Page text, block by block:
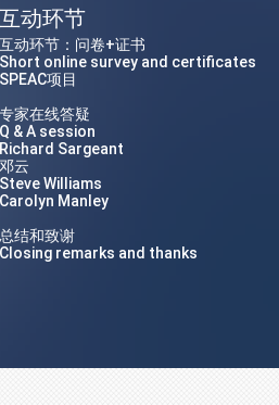
互动环节
互动环节：问卷+证书
Short online survey and certificates
SPEAC项目
专家在线答疑
Q & A session
Richard Sargeant
邓云
Steve Williams
Carolyn Manley
总结和致谢
Closing remarks and thanks